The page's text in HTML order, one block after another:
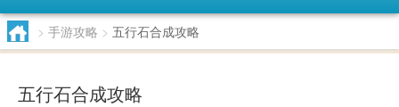
> 手游攻略 > 五行石合成攻略
五行石合成攻略